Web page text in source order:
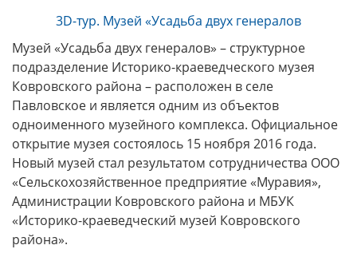
3D-тур. Музей «Усадьба двух генералов
Музей «Усадьба двух генералов» – структурное
подразделение Историко-краеведческого музея
Ковровского района – расположен в селе
Павловское и является одним из объектов
одноименного музейного комплекса. Официальное
открытие музея состоялось 15 ноября 2016 года.
Новый музей стал результатом сотрудничества ООО
«Сельскохозяйственное предприятие «Муравия»,
Администрации Ковровского района и МБУК
«Историко-краеведческий музей Ковровского
района».